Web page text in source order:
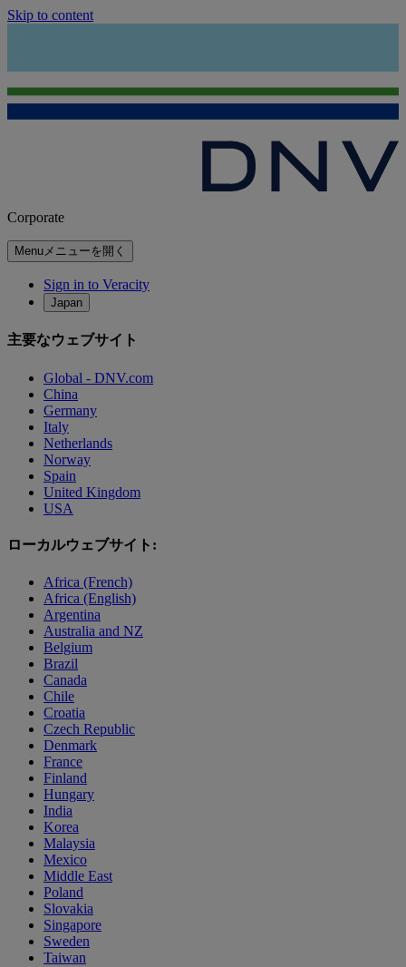
Skip to content
Corporate
Menuメニューを開く
Sign in to Veracity
Japan
主要なウェブサイト
Global - DNV.com
China
Germany
Italy
Netherlands
Norway
Spain
United Kingdom
USA
ローカルウェブサイト:
Africa (French)
Africa (English)
Argentina
Australia and NZ
Belgium
Brazil
Canada
Chile
Croatia
Czech Republic
Denmark
France
Finland
Hungary
India
Korea
Malaysia
Mexico
Middle East
Poland
Slovakia
Singapore
Sweden
Taiwan